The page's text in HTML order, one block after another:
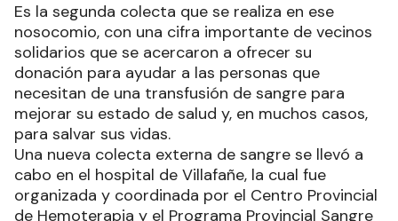
Es la segunda colecta que se realiza en ese
nosocomio, con una cifra importante de vecinos
solidarios que se acercaron a ofrecer su
donación para ayudar a las personas que
necesitan de una transfusión de sangre para
mejorar su estado de salud y, en muchos casos,
para salvar sus vidas.
Una nueva colecta externa de sangre se llevó a
cabo en el hospital de Villafañe, la cual fue
organizada y coordinada por el Centro Provincial
de Hemoterapia y el Programa Provincial Sangre